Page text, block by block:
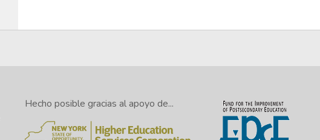
Hecho posible gracias al apoyo de...